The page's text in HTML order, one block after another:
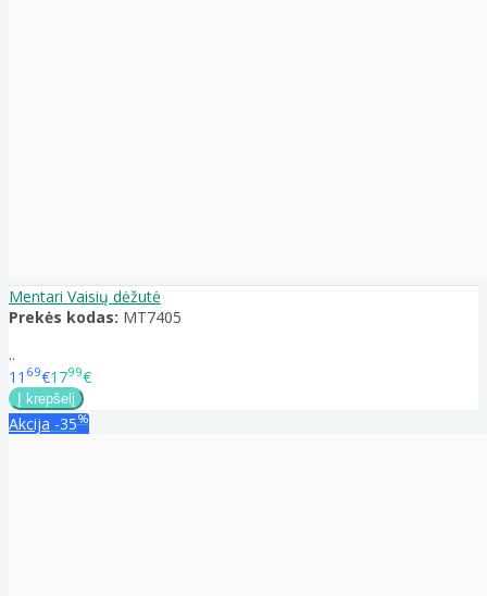
Mentari Vaisių dėžutė
Prekės kodas: MT7405
..
11 69€1799€
Akcija -35%